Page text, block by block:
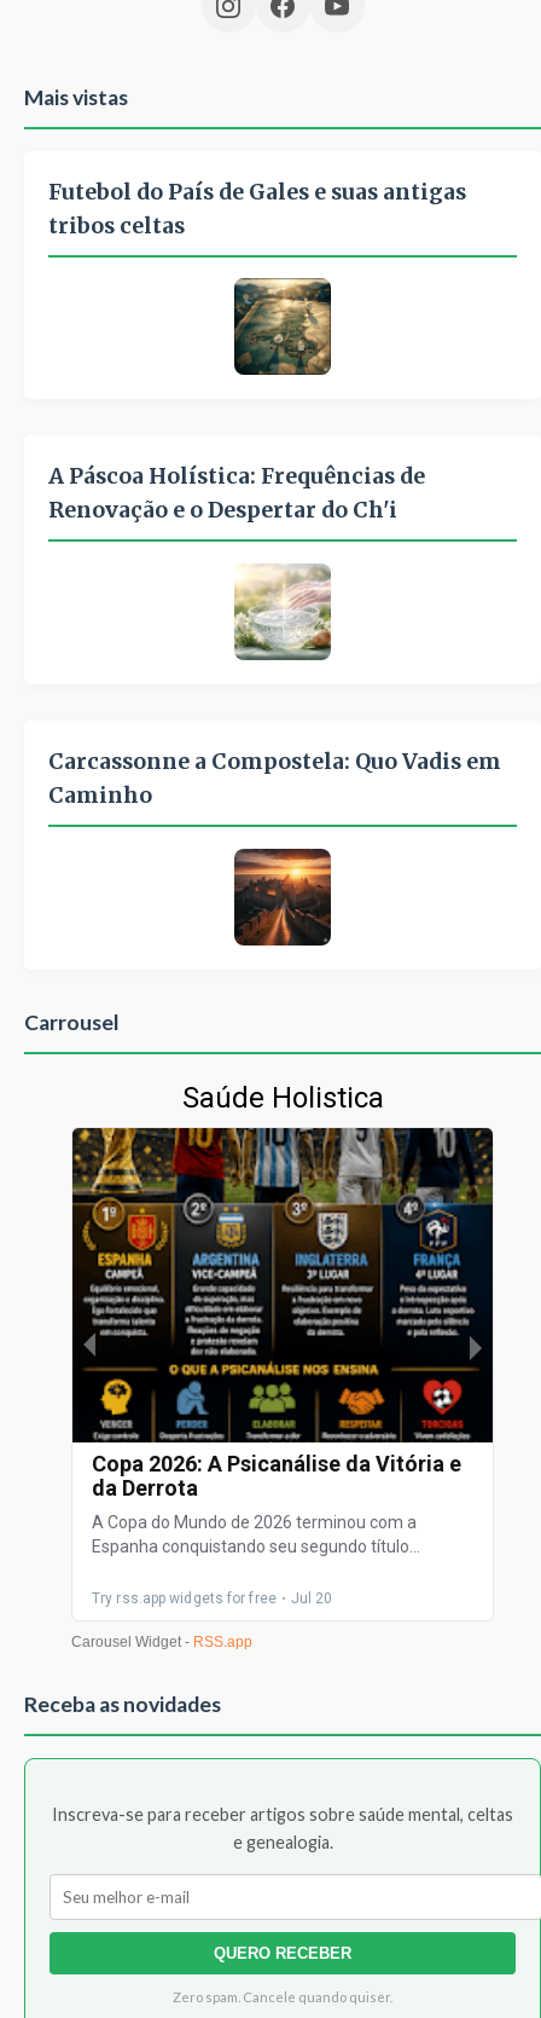
Mais vistas
Futebol do País de Gales e suas antigas
tribos celtas
A Páscoa Holística: Frequências de
Renovação e o Despertar do Ch'i
Carcassonne a Compostela: Quo Vadis em
Caminho
Carrousel
Receba as novidades
Inscreva-se para receber artigos sobre saúde mental, celtas
e genealogia.
QUERO RECEBER
Zero spam. Cancele quando quiser.